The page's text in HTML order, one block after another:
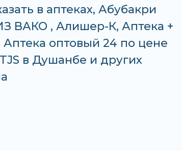
в аптеках, Абубакри
ВАКО , Алишер-К, Аптека +
оптовый 24 по цене
в Душанбе и других